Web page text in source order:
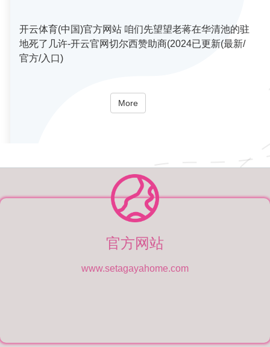
开云体育(中国)官方网站 咱们先望望老蒋在华清池的驻
地死了几许-开云官网切尔西赞助商(2024已更新(最新/
官方/入口)
More
官方网站
www.setagayahome.com